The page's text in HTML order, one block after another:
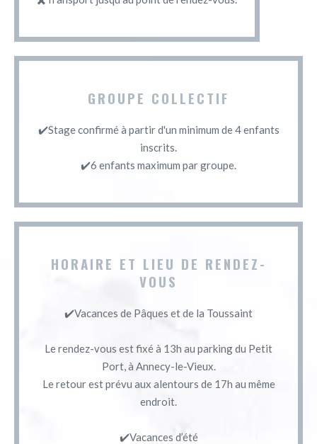
GROUPE COLLECTIF
✔️Stage confirmé à partir d'un minimum de 4 enfants
inscrits.
✔️6 enfants maximum par groupe.
HORAIRE ET LIEU DE RENDEZ-
VOUS
✔️Vacances de Pâques et de la Toussaint
Le rendez-vous est fixé à 13h au parking du Petit
Port, à Annecy-le-Vieux.
Le retour est prévu aux alentours de 17h au même
endroit.
✔️Vacances d’été